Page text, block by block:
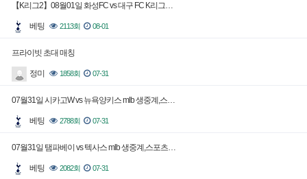
【K리그2】08월01일 화성FC vs 대구 FC K리그…
베팅 2113회 08-01
프라이빗 초대 매칭
정미 1858회 07-31
07월31일 시카고W vs 뉴욕양키스 mlb 생중계,스…
베팅 2788회 07-31
07월31일 탬파베이 vs 텍사스 mlb 생중계,스포츠…
베팅 2082회 07-31